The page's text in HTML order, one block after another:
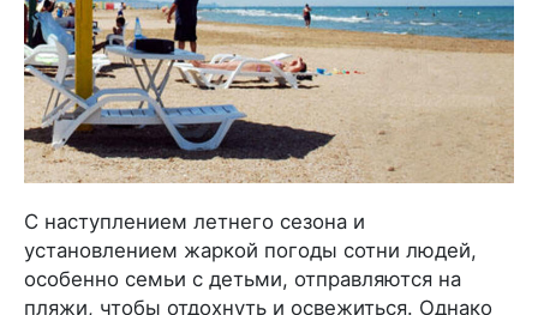
С наступлением летнего сезона и
установлением жаркой погоды сотни людей,
особенно семьи с детьми, отправляются на
пляжи, чтобы отдохнуть и освежиться. Однако